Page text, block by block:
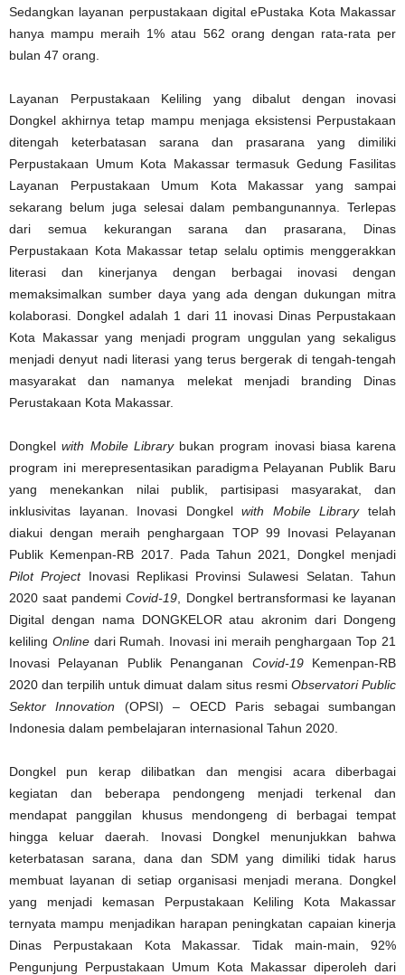
Sedangkan layanan perpustakaan digital ePustaka Kota Makassar
hanya mampu meraih 1% atau 562 orang dengan rata-rata per
bulan 47 orang.
Layanan Perpustakaan Keliling yang dibalut dengan inovasi
Dongkel akhirnya tetap mampu menjaga eksistensi Perpustakaan
ditengah keterbatasan sarana dan prasarana yang dimiliki
Perpustakaan Umum Kota Makassar termasuk Gedung Fasilitas
Layanan Perpustakaan Umum Kota Makassar yang sampai
sekarang belum juga selesai dalam pembangunannya. Terlepas
dari semua kekurangan sarana dan prasarana, Dinas
Perpustakaan Kota Makassar tetap selalu optimis menggerakkan
literasi dan kinerjanya dengan berbagai inovasi dengan
memaksimalkan sumber daya yang ada dengan dukungan mitra
kolaborasi. Dongkel adalah 1 dari 11 inovasi Dinas Perpustakaan
Kota Makassar yang menjadi program unggulan yang sekaligus
menjadi denyut nadi literasi yang terus bergerak di tengah-tengah
masyarakat dan namanya melekat menjadi branding Dinas
Perustakaan Kota Makassar.
Dongkelwith Mobile Librarybukan program inovasi biasa karena
program ini merepresentasikan paradigma Pelayanan Publik Baru
yang menekankan nilai publik, partisipasi masyarakat, dan
inklusivitas layanan. Inovasi Dongkelwith Mobile Librarytelah
diakui dengan meraih penghargaan TOP 99 Inovasi Pelayanan
Publik Kemenpan-RB 2017. Pada Tahun 2021, Dongkel menjadi
Pilot ProjectInovasi Replikasi Provinsi Sulawesi Selatan. Tahun
2020 saat pandemiCovid-19 , Dongkel bertransformasi ke layanan
Digital dengan nama DONGKELOR atau akronim dari Dongeng
keliling Onlinedari Rumah. Inovasi ini meraih penghargaan Top 21
Inovasi Pelayanan Publik Penanganan Covid-19Kemenpan-RB
2020 dan terpilih untuk dimuat dalam situs resmi Observatori Public
Sektor Innovation (OPSI) – OECD Paris sebagai sumbangan
Indonesia dalam pembelajaran internasional Tahun 2020.
Dongkel pun kerap dilibatkan dan mengisi acara diberbagai
kegiatan dan beberapa pendongeng menjadi terkenal dan
mendapat panggilan khusus mendongeng di berbagai tempat
hingga keluar daerah. Inovasi Dongkel menunjukkan bahwa
keterbatasan sarana, dana dan SDM yang dimiliki tidak harus
membuat layanan di setiap organisasi menjadi merana. Dongkel
yang menjadi kemasan Perpustakaan Keliling Kota Makassar
ternyata mampu menjadikan harapan peningkatan capaian kinerja
Dinas Perpustakaan Kota Makassar. Tidak main-main, 92%
Pengunjung Perpustakaan Umum Kota Makassar diperoleh dari